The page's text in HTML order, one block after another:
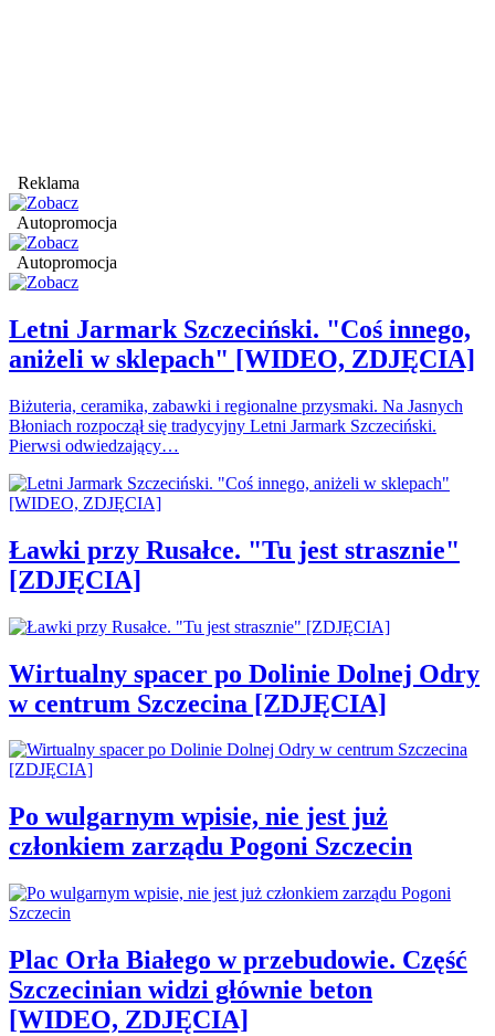
Reklama
Autopromocja
Autopromocja
Letni Jarmark Szczeciński. "Coś innego,
aniżeli w sklepach" [WIDEO, ZDJĘCIA]
Biżuteria, ceramika, zabawki i regionalne przysmaki. Na Jasnych
Błoniach rozpoczął się tradycyjny Letni Jarmark Szczeciński.
Pierwsi odwiedzający…
Ławki przy Rusałce. "Tu jest strasznie"
[ZDJĘCIA]
Wirtualny spacer po Dolinie Dolnej Odry
w centrum Szczecina [ZDJĘCIA]
Po wulgarnym wpisie, nie jest już
członkiem zarządu Pogoni Szczecin
Plac Orła Białego w przebudowie. Część
Szczecinian widzi głównie beton
[WIDEO, ZDJĘCIA]